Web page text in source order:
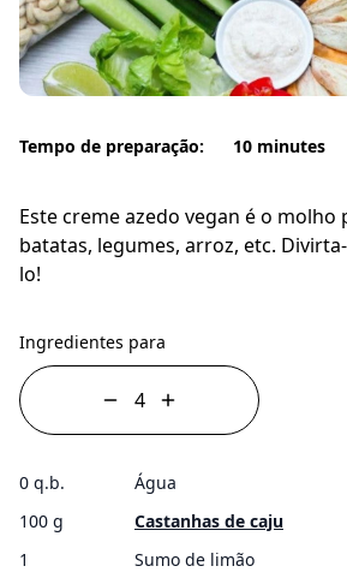
Tempo de preparação: 10 minutes
Este creme azedo vegan é o
batatas, legumes, arroz, etc.
lo!
Ingredientes para
0 q.b.
Água
100 g
Castanhas de caju
1
Sumo de limão